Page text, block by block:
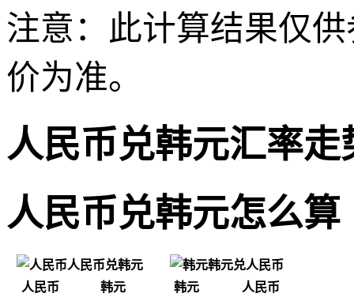
注意：此计算结果仅
价为准。
人民币兑韩元汇率走
人民币兑韩元怎么算
人民币兑韩元
韩元兑人民币
人民币
韩元 韩元
人民币